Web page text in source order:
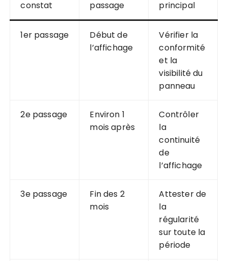
constat
passage
principal
1er passage
Début de
l’affichage
Vérifier la
conformité
et la
visibilité du
panneau
2e passage
Environ 1
mois après
Contrôler
la
continuité
de
l’affichage
3e passage
Fin des 2
mois
Attester de
la
régularité
sur toute la
période